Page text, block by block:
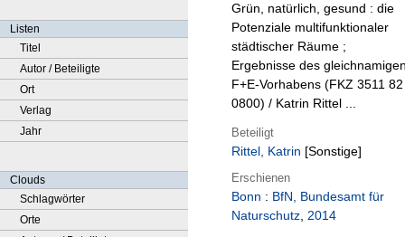
Listen
Titel
Autor / Beteiligte
Ort
Verlag
Jahr
Clouds
Schlagwörter
Orte
Grün, natürlich, gesund : die
Potenziale multifunktionaler
städtischer Räume ;
Ergebnisse des
F+E-Vorhabens (FKZ 3511 82
0800) / Katrin Rittel ...
Beteiligt
Rittel, Katrin [Sonstige]
Erschienen
Bonn : BfN, Bundesamt für
Naturschutz, 2014